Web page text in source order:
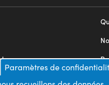
Paramètres de